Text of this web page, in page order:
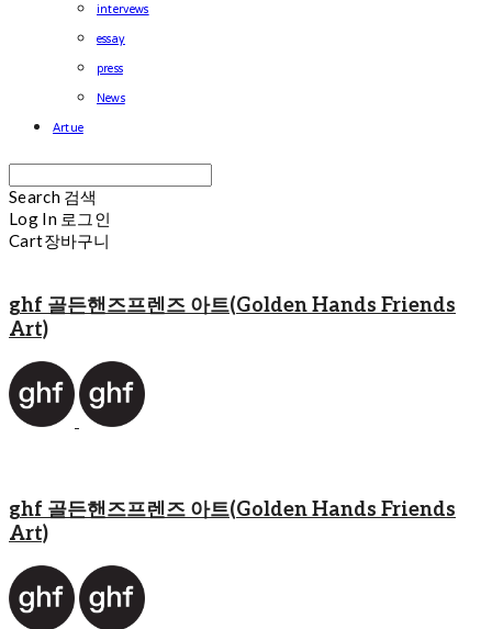
intervews
essay
press
News
Artue
Search 검색
Log In 로그인
Cart장바구니
ghf 골든핸즈프렌즈 아트(Golden Hands Friends
Art)
ghf 골든핸즈프렌즈 아트(Golden Hands Friends
Art)